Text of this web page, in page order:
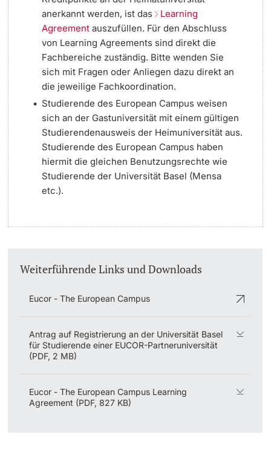
anerkannt werden, ist das Learning
Agreementauszufüllen. Für den Abschluss
von Learning Agreements sind direkt die
Fachbereiche zuständig. Bitte wenden Sie
sich mit Fragen oder Anliegen dazu direkt an
die jeweilige Fachkoordination.
Studierende des European Campus weisen
sich an der Gastuniversität mit einem gültigen
Studierendenausweis der Heimuniversität aus.
Studierende des European Campus haben
hiermit die gleichen Benutzungsrechte wie
Studierende der Universität Basel (Mensa
etc.).
Weiterführende Links und Downloads
Eucor - The European Campus
Antrag auf Registrierung an der Universität Basel
für Studierende einer EUCOR-Partneruniversität
(PDF, 2 MB)
Eucor - The European Campus Learning
Agreement (PDF, 827 KB)